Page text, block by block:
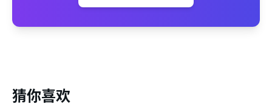
猜你喜欢